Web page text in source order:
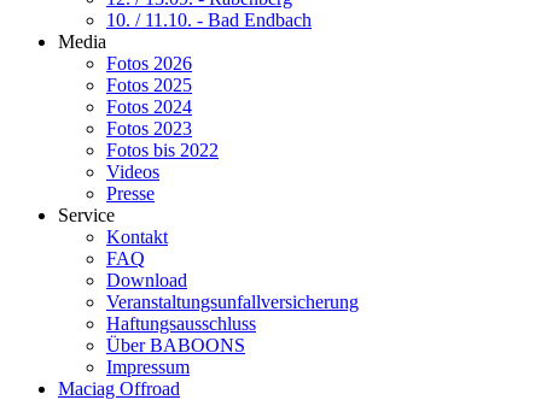
10. / 11.10. - Bad Endbach
Media
Fotos 2026
Fotos 2025
Fotos 2024
Fotos 2023
Fotos bis 2022
Videos
Presse
Service
Kontakt
FAQ
Download
Veranstaltungsunfallversicherung
Haftungsausschluss
Über BABOONS
Impressum
Maciag Offroad